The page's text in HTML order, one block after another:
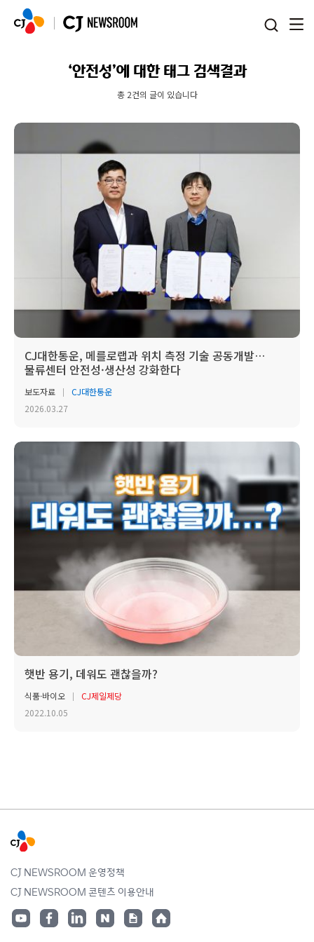
‘안전성’에 대한 태그 검색결과
총 2건의 글이 있습니다
CJ대한통운, 메를로랩과 위치 측정 기술 공동개발…
물류센터 안전성·생산성 강화한다
보도자료
CJ대한통운
2026.03.27
햇반 용기, 데워도 괜찮을까?
식품·바이오
CJ제일제당
2022.10.05
CJ NEWSROOM 운영정책
CJ NEWSROOM 콘텐츠 이용안내